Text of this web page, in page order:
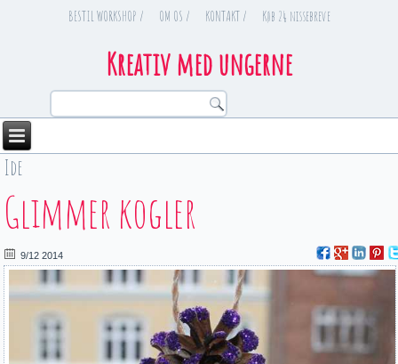
BESTIL WORKSHOP / OM OS / KONTAKT / Køb 24 nissebreve
Kreativ med ungerne
You are here
Ide
Glimmer kogler
9/12 2014